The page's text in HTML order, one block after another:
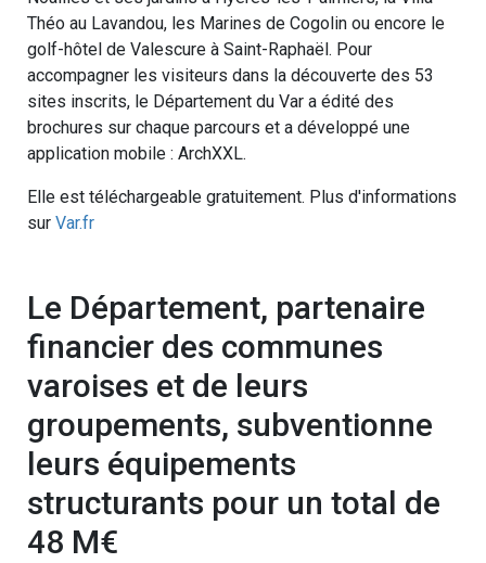
Théo au Lavandou, les Marines de Cogolin ou encore le
golf-hôtel de Valescure à Saint-Raphaël. Pour
accompagner les visiteurs dans la découverte des 53
sites inscrits, le Département du Var a édité des
brochures sur chaque parcours et a développé une
application mobile : ArchXXL.
Elle est téléchargeable gratuitement. Plus d'informations
sur Var.fr
Le Département, partenaire
financier des communes
varoises et de leurs
groupements, subventionne
leurs équipements
structurants pour un total de
48 M€